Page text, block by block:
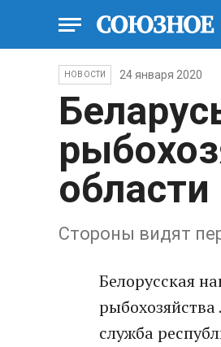
НОВОСТИ 24 января 2020
области
Стороны видят
Белорусская
служба